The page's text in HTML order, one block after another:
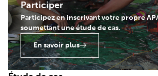
Participer
Participez en inscrivant votre propre
soumettant une étude de cas.
En savoir plus